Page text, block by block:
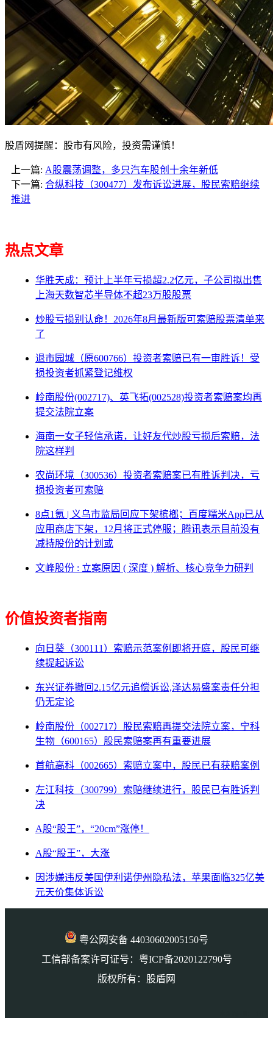
股盾网提醒：股市有风险，投资需谨慎！
上一篇: A股震荡调整，多只汽车股创十余年新低
下一篇: 合纵科技（300477）发布诉讼进展，股民索赔继续
推进
热点文章
华胜天成：预计上半年亏损超2.2亿元，子公司拟出售
上海天数智芯半导体不超23万股股票
炒股亏损别认命！2026年8月最新版可索赔股票清单来
了
退市园城（原600766）投资者索赔已有一审胜诉！受
损投资者抓紧登记维权
岭南股份(002717)、英飞拓(002528)投资者索赔案均再
提交法院立案
海南一女子轻信承诺，让好友代炒股亏损后索赔，法
院这样判
农尚环境（300536）投资者索赔案已有胜诉判决，亏
损投资者可索赔
8点1氪 | 义乌市监局回应下架槟榔；百度糯米App已从
应用商店下架，12月将正式停服；腾讯表示目前没有
减持股份的计划或
文峰股份 : 立案原因 ( 深度 ) 解析、核心竞争力研判
价值投资者指南
向日葵（300111）索赔示范案例即将开庭，股民可继
续提起诉讼
东兴证券撤回2.15亿元追偿诉讼,泽达易盛案责任分担
仍无定论
岭南股份（002717）股民索赔再提交法院立案，宁科
生物（600165）股民索赔案再有重要进展
首航高科（002665）索赔立案中，股民已有获赔案例
左江科技（300799）索赔继续进行，股民已有胜诉判
决
A股“股王”，“20cm”涨停！
A股“股王”，大涨
因涉嫌违反美国伊利诺伊州隐私法，苹果面临325亿美
元天价集体诉讼
粤公网安备 44030602005150号
工信部备案许可证号：粤ICP备2020122790号
版权所有：股盾网